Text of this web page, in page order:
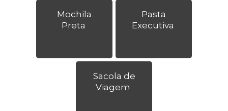
Mochila
Preta
Pasta
Executiva
Sacola de
Viagem